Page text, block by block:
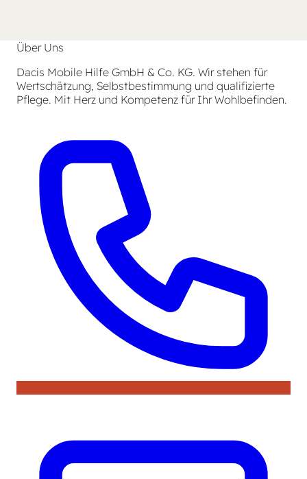
Über Uns
Dacis Mobile Hilfe GmbH & Co. KG. Wir stehen für
Wertschätzung, Selbstbestimmung und qualifizierte
Pflege. Mit Herz und Kompetenz für Ihr Wohlbefinden.